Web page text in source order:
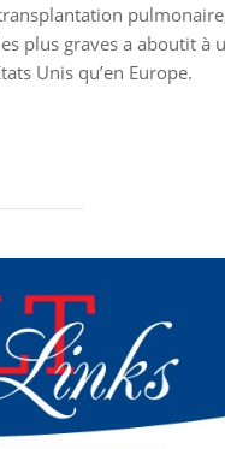
plus graves a aboutit à
Unis qu’en Europe.